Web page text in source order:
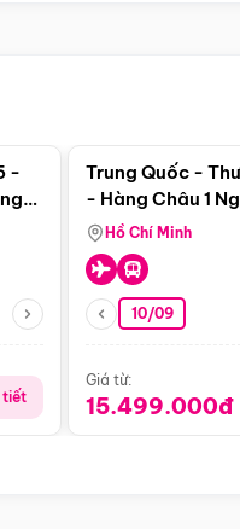
-
tiết
Trung Quốc -
- Hàng Châu 1
Hồ Chí Minh
10/09
Giá từ:
15.499.000đ